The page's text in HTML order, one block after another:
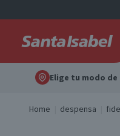
Elige tu modo
Home despensa